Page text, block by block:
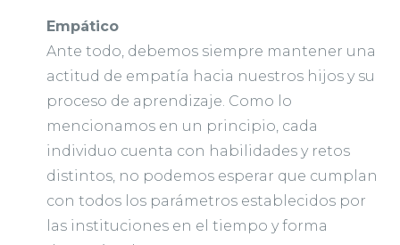
Empático
Ante todo, debemos siempre mantener una
actitud de empatía hacia nuestros hijos y su
proceso de aprendizaje. Como lo
mencionamos en un principio, cada
individuo cuenta con habilidades y retos
distintos, no podemos esperar que cumplan
con todos los parámetros establecidos por
las instituciones en el tiempo y forma